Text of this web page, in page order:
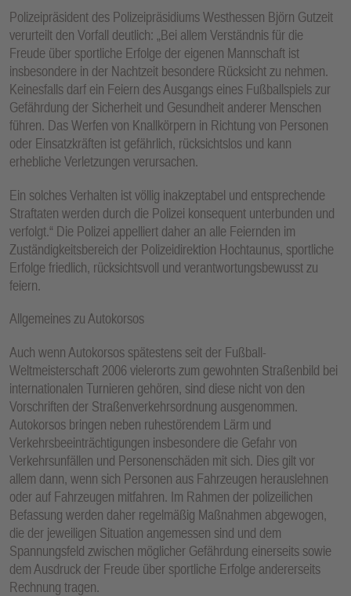
Polizeipräsident des Polizeipräsidiums Westhessen Björn Gutzeit
verurteilt den Vorfall deutlich: „Bei allem Verständnis für die
Freude über sportliche Erfolge der eigenen Mannschaft ist
insbesondere in der Nachtzeit besondere Rücksicht zu nehmen.
Keinesfalls darf ein Feiern des Ausgangs eines Fußballspiels zur
Gefährdung der Sicherheit und Gesundheit anderer Menschen
führen. Das Werfen von Knallkörpern in Richtung von Personen
oder Einsatzkräften ist gefährlich, rücksichtslos und kann
erhebliche Verletzungen verursachen.
Ein solches Verhalten ist völlig inakzeptabel und entsprechende
Straftaten werden durch die Polizei konsequent unterbunden und
verfolgt.“ Die Polizei appelliert daher an alle Feiernden im
Zuständigkeitsbereich der Polizeidirektion Hochtaunus, sportliche
Erfolge friedlich, rücksichtsvoll und verantwortungsbewusst zu
feiern.
Allgemeines zu Autokorsos
Auch wenn Autokorsos spätestens seit der Fußball-
Weltmeisterschaft 2006 vielerorts zum gewohnten Straßenbild bei
internationalen Turnieren gehören, sind diese nicht von den
Vorschriften der Straßenverkehrsordnung ausgenommen.
Autokorsos bringen neben ruhestörendem Lärm und
Verkehrsbeeinträchtigungen insbesondere die Gefahr von
Verkehrsunfällen und Personenschäden mit sich. Dies gilt vor
allem dann, wenn sich Personen aus Fahrzeugen herauslehnen
oder auf Fahrzeugen mitfahren. Im Rahmen der polizeilichen
Befassung werden daher regelmäßig Maßnahmen abgewogen,
die der jeweiligen Situation angemessen sind und dem
Spannungsfeld zwischen möglicher Gefährdung einerseits sowie
dem Ausdruck der Freude über sportliche Erfolge andererseits
Rechnung tragen.